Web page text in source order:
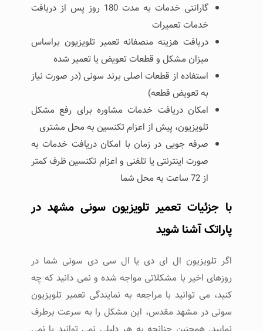
گارانتی خدمات به مدت 180 روز پس از دریافت
خدمات تعمیرات
دریافت هزینه منصفانه تعمیر تلویزیون براساس
میزان مشکل و قطعات تعویض یا تعمیر شده
استفاده از قطعات اصلی برند سونی (در صورت نیاز
به تعویض قطعه)
امکان دریافت خدمات مشاوره برای رفع مشکل
تلویزیون، پیش از اعزام تکنسین به محل مشتری
صرفه جویی در زمان با امکان دریافت خدمات به
صورت اینترنتی یا تلفنی و اعزام تکنسین ظرف کمتر
از 72 ساعت به محل شما
با جزئیات تعمیر تلویزیون سونی مشهد در
پاراتک آشنا شوید
اگر تلویزیون ال ای دی یا ال سی دی سونی شما در
روزهای اخیر با مشکلاتی مواجه شده و نمی دانید که چه
کنید، می توانید با مراجعه به نمایندگی تعمیر تلویزیون
سونی در مشهد مقدس، این مشکل را به سرعت برطرف